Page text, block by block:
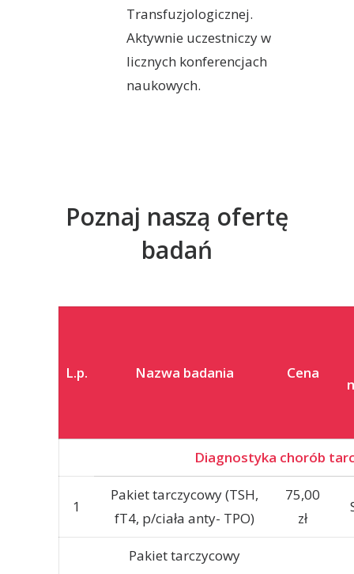
Transfuzjologicznej.
Aktywnie uczestniczy w
licznych konferencjach
naukowych.
Poznaj naszą ofertę
badań
L.p. Nazwa badania Cena
Diagnostyka chorób
1
Pakiet tarczycowy (TSH,
fT4, p/ciała anty- TPO)
75,00
zł
Pakiet tarczycowy